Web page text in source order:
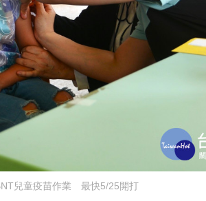
兒童疫苗作業 最快5/25開打